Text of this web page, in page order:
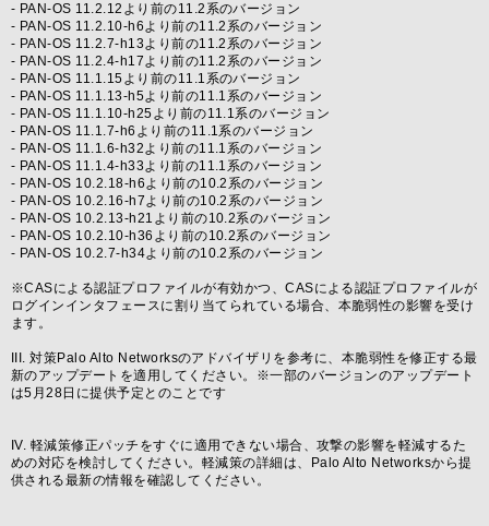
- PAN-OS 11.2.12より前の11.2系のバージョン
- PAN-OS 11.2.10-h6より前の11.2系のバージョン
- PAN-OS 11.2.7-h13より前の11.2系のバージョン
- PAN-OS 11.2.4-h17より前の11.2系のバージョン
- PAN-OS 11.1.15より前の11.1系のバージョン
- PAN-OS 11.1.13-h5より前の11.1系のバージョン
- PAN-OS 11.1.10-h25より前の11.1系のバージョン
- PAN-OS 11.1.7-h6より前の11.1系のバージョン
- PAN-OS 11.1.6-h32より前の11.1系のバージョン
- PAN-OS 11.1.4-h33より前の11.1系のバージョン
- PAN-OS 10.2.18-h6より前の10.2系のバージョン
- PAN-OS 10.2.16-h7より前の10.2系のバージョン
- PAN-OS 10.2.13-h21より前の10.2系のバージョン
- PAN-OS 10.2.10-h36より前の10.2系のバージョン
- PAN-OS 10.2.7-h34より前の10.2系のバージョン
※CASによる認証プロファイルが有効かつ、CASによる認証プロファイルが
ログインインタフェースに割り当てられている場合、本脆弱性の影響を受け
ます。
III. 対策Palo Alto Networksのアドバイザリを参考に、本脆弱性を修正する最
新のアップデートを適用してください。※一部のバージョンのアップデート
は5月28日に提供予定とのことです
IV. 軽減策修正パッチをすぐに適用できない場合、攻撃の影響を軽減するた
めの対応を検討してください。軽減策の詳細は、Palo Alto Networksから提
供される最新の情報を確認してください。